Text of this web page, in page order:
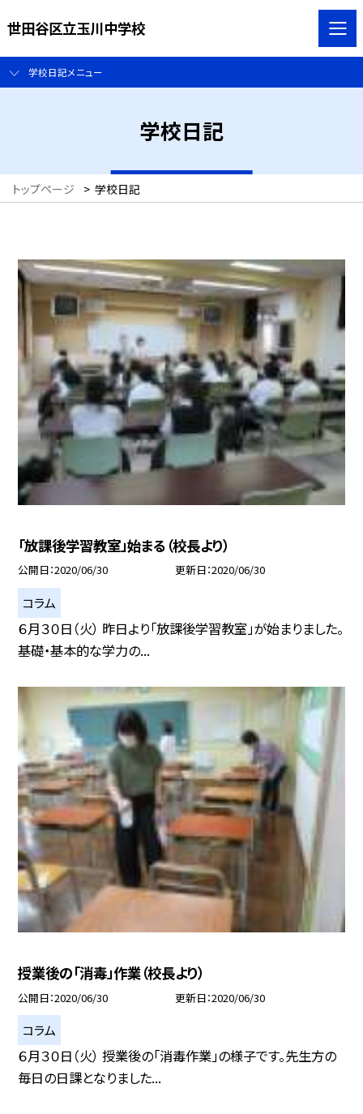
世田谷区立玉川中学校
学校日記メニュー
学校日記
トップページ > 学校日記
「放課後学習教室」始まる（校長より）
公開日 2020/06/30 更新日 2020/06/30
コラム
６月３０日（火） 昨日より「放課後学習教室」が始まりました。
基礎・基本的な学力の...
授業後の「消毒」作業（校長より）
公開日 2020/06/30 更新日 2020/06/30
コラム
６月３０日（火） 授業後の「消毒作業」の様子です。先生方の
毎日の日課となりました...